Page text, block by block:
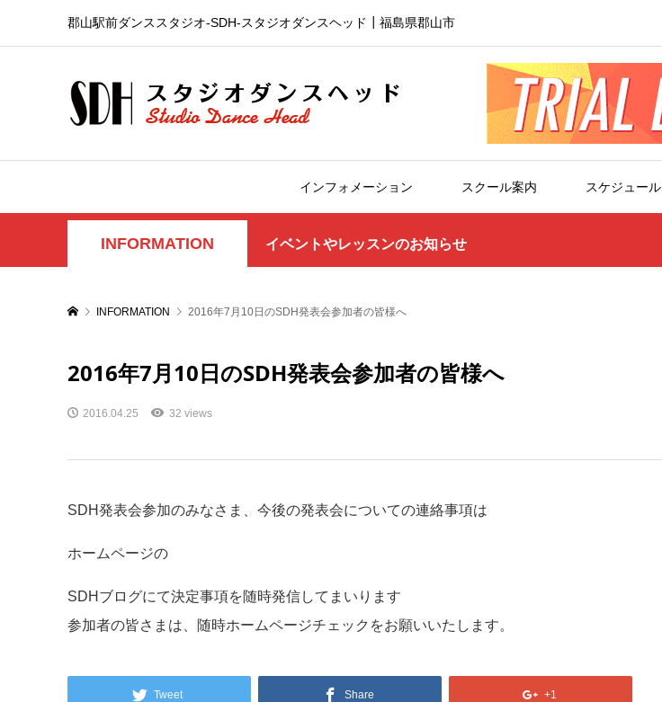
郡山駅前ダンススタジオ-SDH‐スタジオダンスヘッド┃福島県郡山市
インフォメーション スクール案内 スケジュール
INFORMATION イベントやレッスンのお知らせ
INFORMATION 2016年7月10日のSDH発表会参加者の皆様へ
2016年7月10日のSDH発表会参加者の皆様へ
2016.04.25 32 views
SDH発表会参加のみなさま、今後の発表会についての連絡事項は
ホームページの
SDHブログにて決定事項を随時発信してまいります
参加者の皆さまは、随時ホームページチェックをお願いいたします。
Tweet Share +1